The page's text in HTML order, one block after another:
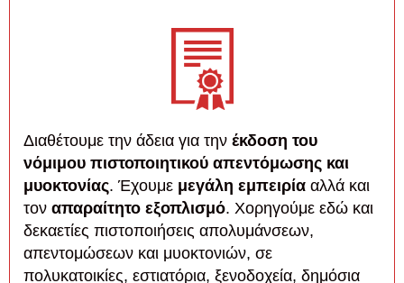
Διαθέτουμε την άδεια για την έκδοση του
νόμιμου πιστοποιητικού απεντόμωσης και
μυοκτονίας. Έχουμε μεγάλη εμπειρία αλλά και
τον απαραίτητο εξοπλισμό. Χορηγούμε εδώ και
δεκαετίες πιστοποιήσεις απολυμάνσεων,
απεντομώσεων και μυοκτονιών, σε
πολυκατοικίες, εστιατόρια, ξενοδοχεία, δημόσια